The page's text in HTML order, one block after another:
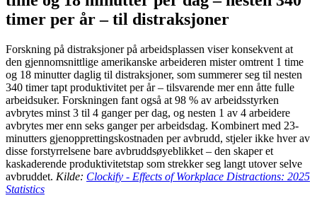
timer per år – til distraksjoner
Forskning på distraksjoner på arbeidsplassen viser konsekvent at
den gjennomsnittlige amerikanske arbeideren mister omtrent 1 time
og 18 minutter daglig til distraksjoner, som summerer seg til nesten
340 timer tapt produktivitet per år – tilsvarende mer enn åtte fulle
arbeidsuker. Forskningen fant også at 98 % av arbeidsstyrken
avbrytes minst 3 til 4 ganger per dag, og nesten 1 av 4 arbeidere
avbrytes mer enn seks ganger per arbeidsdag. Kombinert med 23-
minutters gjenopprettingskostnaden per avbrudd, stjeler ikke hver av
disse forstyrrelsene bare avbruddsøyeblikket – den skaper et
kaskaderende produktivitetstap som strekker seg langt utover selve
avbruddet. Kilde: Clockify - Effects of Workplace Distractions: 2025
Statistics